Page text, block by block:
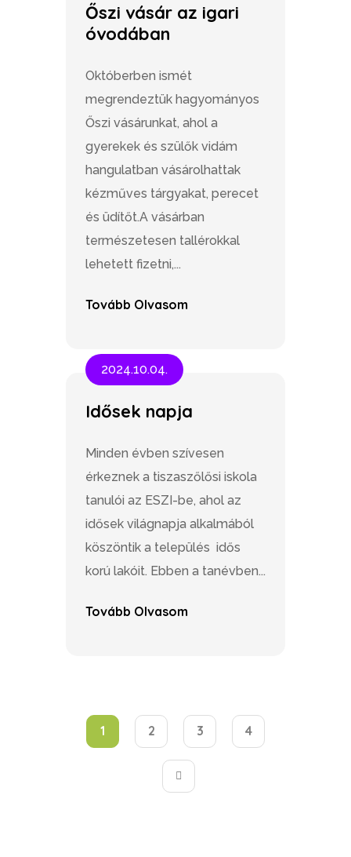
Őszi vásár az igari
óvodában
Októberben ismét
megrendeztük hagyományos
Őszi vásárunkat, ahol a
gyerekek és szülők vidám
hangulatban vásárolhattak
kézműves tárgyakat, perecet
és üdítőt.A vásárban
természetesen tallérokkal
lehetett fizetni,...
Tovább Olvasom
2024.10.04.
Idősek napja
Minden évben szívesen
érkeznek a tiszaszőlősi iskola
tanulói az ESZI-be, ahol az
idősek világnapja alkalmából
köszöntik a település idős
korú lakóit. Ebben a tanévben...
Tovább Olvasom
1 2 3 4